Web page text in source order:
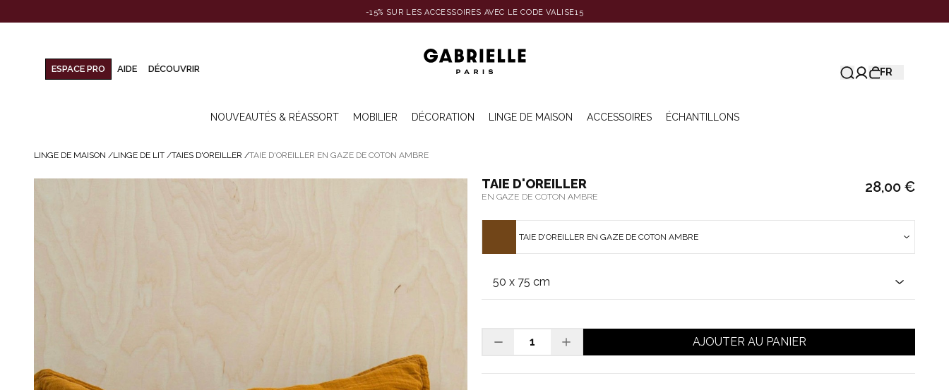
-15% SUR LES ACCESSOIRES AVEC LE CODE VALISE15
ESPACE PRO AIDE DÉCOUVRIR FR
NOUVEAUTÉS & RÉASSORT MOBILIER DÉCORATION LINGE DE MAISON ACCESSOIRES ÉCHANTILLONS
LINGE DE MAISON /LINGE DE LIT /TAIES D'OREILLER /TAIE D'OREILLER EN GAZE DE COTON AMBRE
TAIE D'OREILLER
EN GAZE DE COTON AMBRE
28,00 €
TAIE D'OREILLER EN GAZE DE COTON AMBRE
AJOUTER AU PANIER